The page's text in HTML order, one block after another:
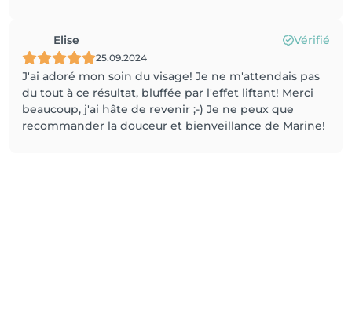
Elise Vérifié
25.09.2024
J'ai adoré mon soin du visage! Je ne m'attendais pas
du tout à ce résultat, bluffée par l'effet liftant! Merci
beaucoup, j'ai hâte de revenir ;-) Je ne peux que
recommander la douceur et bienveillance de Marine!